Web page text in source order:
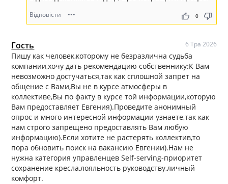
Відповісти ••• thumb_up thumb_down
0
Гость 6 Тра 2026
Пишу как человек,которому не безразлична судьба
компании,хочу дать рекомендацию собственнику:К Вам
невозможно достучаться,так как сплошной запрет на
общение с Вами,Вы не в курсе атмосферы в
коллективе,Вы по факту в курсе той информации,которую
Вам предоставляет Евгения).Проведите анонимный
опрос и много интересной информации узнаете,так как
нам строго запрещено предоставлять Вам любую
информацию).Если хотите не растерять коллектив,то
пора обновить поиск на вакансию Евгении).Нам не
нужна категория управленцев Self-serving-приоритет
сохранение кресла,лояльность руководству,личный
комфорт.